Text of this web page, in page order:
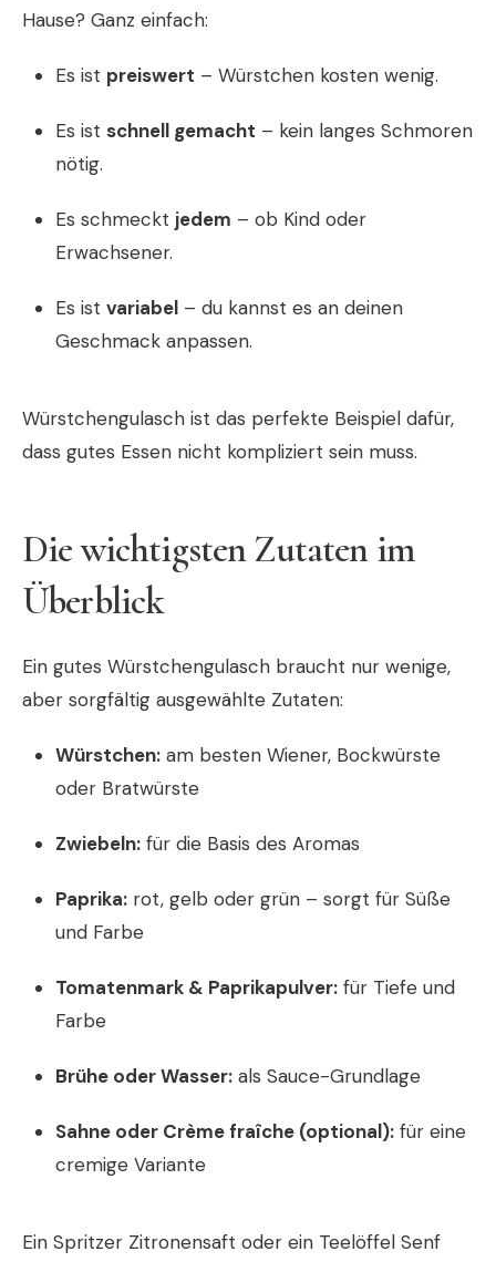
Hause? Ganz einfach:
Es ist preiswert – Würstchen kosten wenig.
Es ist schnell gemacht – kein langes Schmoren
nötig.
Es schmeckt jedem – ob Kind oder
Erwachsener.
Es ist variabel – du kannst es an deinen
Geschmack anpassen.
Würstchengulasch ist das perfekte Beispiel dafür,
dass gutes Essen nicht kompliziert sein muss.
Die wichtigsten Zutaten im
Überblick
Ein gutes Würstchengulasch braucht nur wenige,
aber sorgfältig ausgewählte Zutaten:
Würstchen: am besten Wiener, Bockwürste
oder Bratwürste
Zwiebeln: für die Basis des Aromas
Paprika: rot, gelb oder grün – sorgt für Süße
und Farbe
Tomatenmark & Paprikapulver: für Tiefe und
Farbe
Brühe oder Wasser: als Sauce-Grundlage
Sahne oder Crème fraîche (optional): für eine
cremige Variante
Ein Spritzer Zitronensaft oder ein Teelöffel Senf